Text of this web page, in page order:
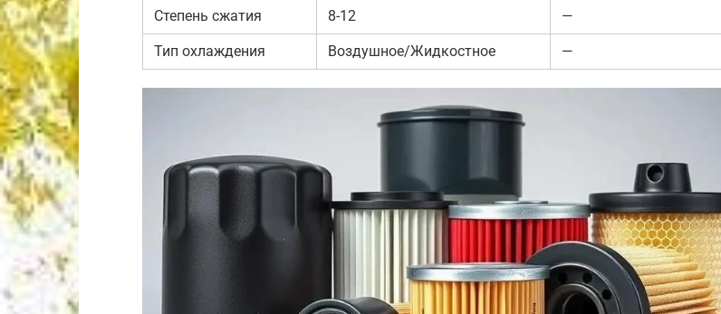
Степень сжатия 8-12 —
Тип охлаждения Воздушное/Жидкостное —